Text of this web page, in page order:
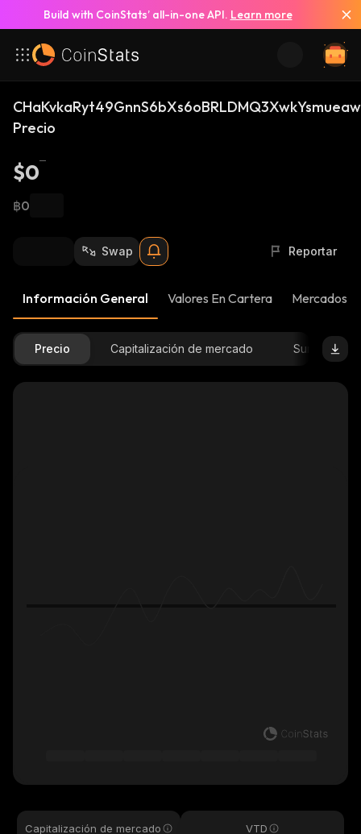
Build with CoinStats’ all-in-one API. Learn more
Precio
$0
฿0
Swap Reportar
Información General Valores En Cartera Mercados
Precio Capitalización de mercado Suministro
Capitalización de mercado VTD